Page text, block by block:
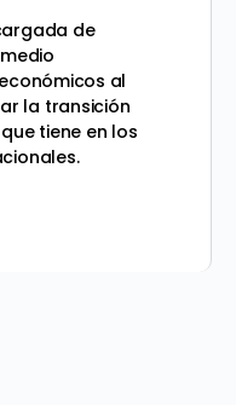
de
al
la transición
tiene en los